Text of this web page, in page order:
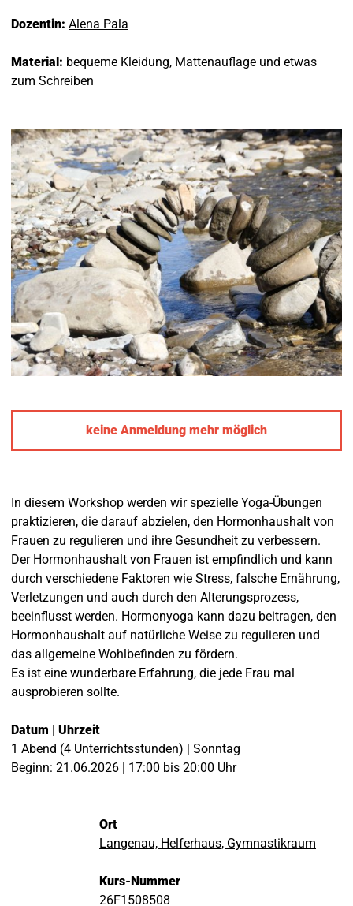
Dozentin: Alena Pala
Material: bequeme Kleidung, Mattenauflage und etwas
zum Schreiben
keine Anmeldung mehr möglich
In diesem Workshop werden wir spezielle Yoga-Übungen
praktizieren, die darauf abzielen, den Hormonhaushalt von
Frauen zu regulieren und ihre Gesundheit zu verbessern.
Der Hormonhaushalt von Frauen ist empfindlich und kann
durch verschiedene Faktoren wie Stress, falsche Ernährung,
Verletzungen und auch durch den Alterungsprozess,
beeinflusst werden. Hormonyoga kann dazu beitragen, den
Hormonhaushalt auf natürliche Weise zu regulieren und
das allgemeine Wohlbefinden zu fördern.
Es ist eine wunderbare Erfahrung, die jede Frau mal
ausprobieren sollte.
Datum | Uhrzeit
1 Abend (4 Unterrichtsstunden) | Sonntag
Beginn: 21.06.2026 | 17:00 bis 20:00 Uhr
Ort
Langenau, Helferhaus, Gymnastikraum
Kurs-Nummer
26F1508508